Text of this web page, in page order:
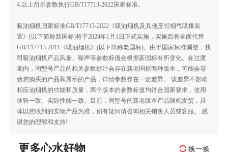
4.以上所示参数执行GB/T17713-2022国家标准。
吸油烟机国家标准GB/T17713-2022《吸油烟机及其他烹饪烟气吸排装
置》(以下简称新国标)将于2024年1月1日正式实施，实施后将全面代替
GB/T17713-2011《吸油烟机》(以下简称老国标)。由于国家标准调整，我
司吸油烟机产品风量、噪声等参数标值会根据新国标有所变化。在过渡
期内，同型号产品的相关参数标注会存在新老国标两种版本，可能会导
致您购买的产品和展示的产品，详情参数存在一定差异。 该差异不影响
相应油烟机的功能和质量，两个版本的参数标值均符合国家要求，使用
体验一致、实际性能一致。目前，同型号的新老版本产品随机发货，具
体以您收到的实物产品为准，如有疑问请咨询相关销售人员或客服。 感
谢您的理解和支持!
更多心水好物 换一换